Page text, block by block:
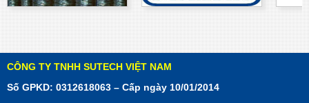
CÔNG TY TNHH SUTECH VIỆT NAM
Số GPKD: 0312618063 – Cấp ngày 10/01/2014